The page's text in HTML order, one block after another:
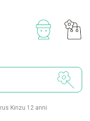
Kinzu 12 anni